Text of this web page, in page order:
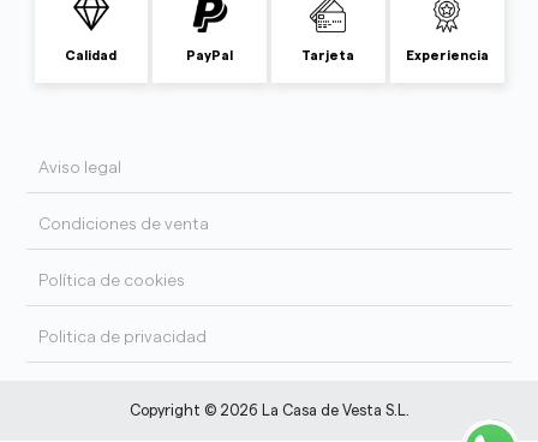
Calidad PayPal Tarjeta Experiencia
Aviso legal
Condiciones de venta
Política de cookies
Politica de privacidad
Copyright © 2026 La Casa de Vesta S.L.